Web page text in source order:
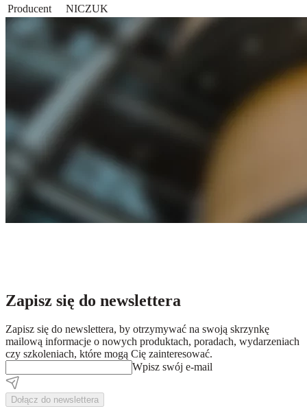
Producent
NICZUK
Zapisz się do newslettera
Zapisz się do newslettera, by otrzymywać na swoją skrzynkę
mailową informacje o nowych produktach, poradach, wydarzeniach
czy szkoleniach, które mogą Cię zainteresować.
Wpisz swój e-mail
Dołącz do newslettera